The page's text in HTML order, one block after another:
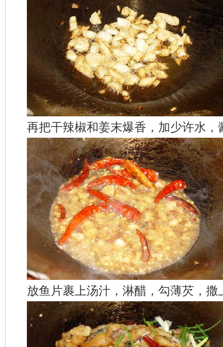
再把干辣椒和姜末爆香，加少许水，
放鱼片裹上汤汁，淋醋，勾薄芡，